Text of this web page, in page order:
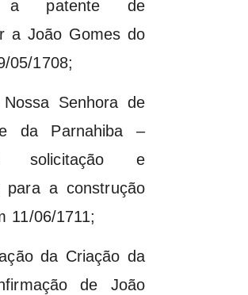
a patente de
a João Gomes do
05/1708;
Senhora de
da Parnahiba –
solicitação e
para a construção
11/06/1711;
da Criação da
de João